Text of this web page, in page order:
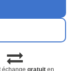
échangegratuit en